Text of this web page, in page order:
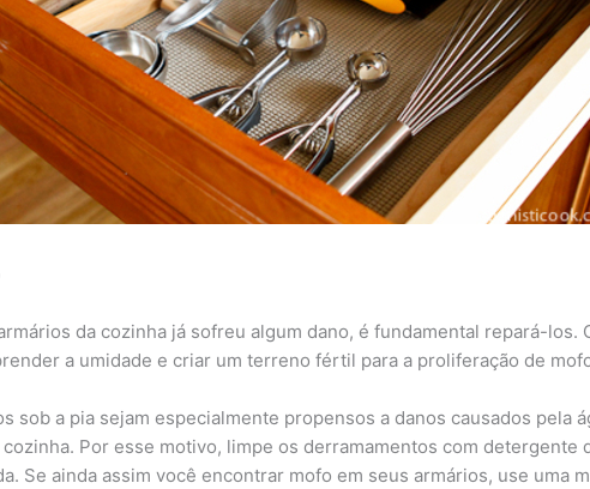
da cozinha já sofreu algum dano, é fundamental repará-
a umidade e criar um terreno fértil para a proliferação de
sob a pia sejam especialmente propensos a danos causados
Por esse motivo, limpe os derramamentos com
Se ainda assim você encontrar mofo em seus armários, use uma